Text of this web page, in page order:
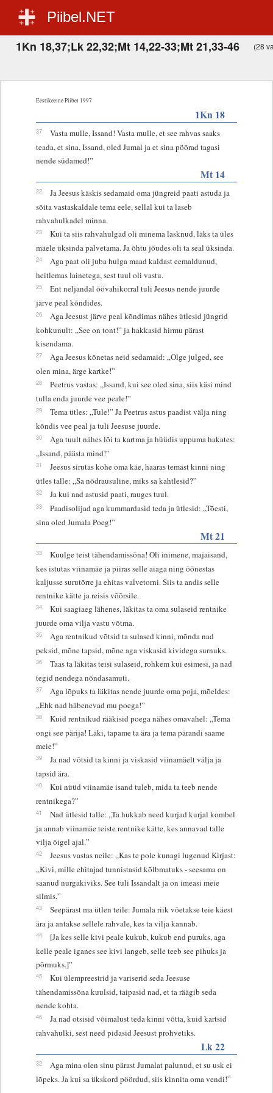
Piibel.NET
1Kn 18,37;Lk 22,32;Mt 14,22-33;Mt 21,33-46 (28
Eestikeelne Piibel 1997
1Kn 18
37
Vasta mulle, Issand! Vasta mulle, et see rahvas saaks
teada, et sina, Issand, oled Jumal ja et sina pöörad tagasi
nende südamed!”
Mt 14
22
Ja Jeesus käskis sedamaid oma jüngreid paati astuda ja
sõita vastaskaldale tema eele, sellal kui ta laseb
rahvahulkadel minna.
23
Kui ta siis rahvahulgad oli minema lasknud, läks ta üles
mäele üksinda palvetama. Ja õhtu jõudes oli ta seal üksinda.
24
Aga paat oli juba hulga maad kaldast eemaldunud,
heitlemas lainetega, sest tuul oli vastu.
25
Ent neljandal öövahikorral tuli Jeesus nende juurde
järve peal kõndides.
26
Aga Jeesust järve peal kõndimas nähes ütlesid jüngrid
kohkunult: „See on tont!” ja hakkasid hirmu pärast
kisendama.
27
Aga Jeesus kõnetas neid sedamaid: „Olge julged, see
olen mina, ärge kartke!”
28
Peetrus vastas: „Issand, kui see oled sina, siis käsi mind
tulla enda juurde vee peale!”
29
Tema ütles: „Tule!” Ja Peetrus astus paadist välja ning
kõndis vee peal ja tuli Jeesuse juurde.
30
Aga tuult nähes lõi ta kartma ja hüüdis uppuma hakates:
„Issand, päästa mind!”
31
Jeesus sirutas kohe oma käe, haaras temast kinni ning
ütles talle: „Sa nõdrausuline, miks sa kahtlesid?”
32 Ja kui nad astusid paati, rauges tuul.
33
Paadisolijad aga kummardasid teda ja ütlesid: „Tõesti,
sina oled Jumala Poeg!”
Mt 21
33
Kuulge teist tähendamissõna! Oli inimene, majaisand,
kes istutas viinamäe ja piiras selle aiaga ning õõnestas
kaljusse surutõrre ja ehitas valvetorni. Siis ta andis selle
rentnike kätte ja reisis võõrsile.
34
Kui saagiaeg lähenes, läkitas ta oma sulaseid rentnike
juurde oma vilja vastu võtma.
35
Aga rentnikud võtsid ta sulased kinni, mõnda nad
peksid, mõne tapsid, mõne aga viskasid kividega surnuks.
36
Taas ta läkitas teisi sulaseid, rohkem kui esimesi, ja nad
tegid nendega nõndasamuti.
37
Aga lõpuks ta läkitas nende juurde oma poja, mõeldes:
„Ehk nad häbenevad mu poega!”
38
Kuid rentnikud rääkisid poega nähes omavahel: „Tema
ongi see pärija! Läki, tapame ta ära ja tema pärandi saame
meie!”
39
Ja nad võtsid ta kinni ja viskasid viinamäelt välja ja
tapsid ära.
40
Kui nüüd viinamäe isand tuleb, mida ta teeb nende
rentnikega?”
41
Nad ütlesid talle: „Ta hukkab need kurjad kurjal kombel
ja annab viinamäe teiste rentnike kätte, kes annavad talle
vilja õigel ajal.”
42
Jeesus vastas neile: „Kas te pole kunagi lugenud Kirjast:
„Kivi, mille ehitajad tunnistasid kõlbmatuks - seesama on
saanud nurgakiviks. See tuli Issandalt ja on imeasi meie
silmis.”
43
Seepärast ma ütlen teile: Jumala riik võetakse teie käest
ära ja antakse sellele rahvale, kes ta vilja kannab.
44
[Ja kes selle kivi peale kukub, kukub end puruks, aga
kelle peale iganes see kivi langeb, selle teeb see pihuks ja
põrmuks.]”
45
Kui ülempreestrid ja variserid seda Jeesuse
tähendamissõna kuulsid, taipasid nad, et ta räägib seda
nende kohta.
46
Ja nad otsisid võimalust teda kinni võtta, kuid kartsid
rahvahulki, sest need pidasid Jeesust prohvetiks.
Lk 22
32
Aga mina olen sinu pärast Jumalat palunud, et su usk ei
lõpeks. Ja kui sa ükskord pöördud, siis kinnita oma vendi!”